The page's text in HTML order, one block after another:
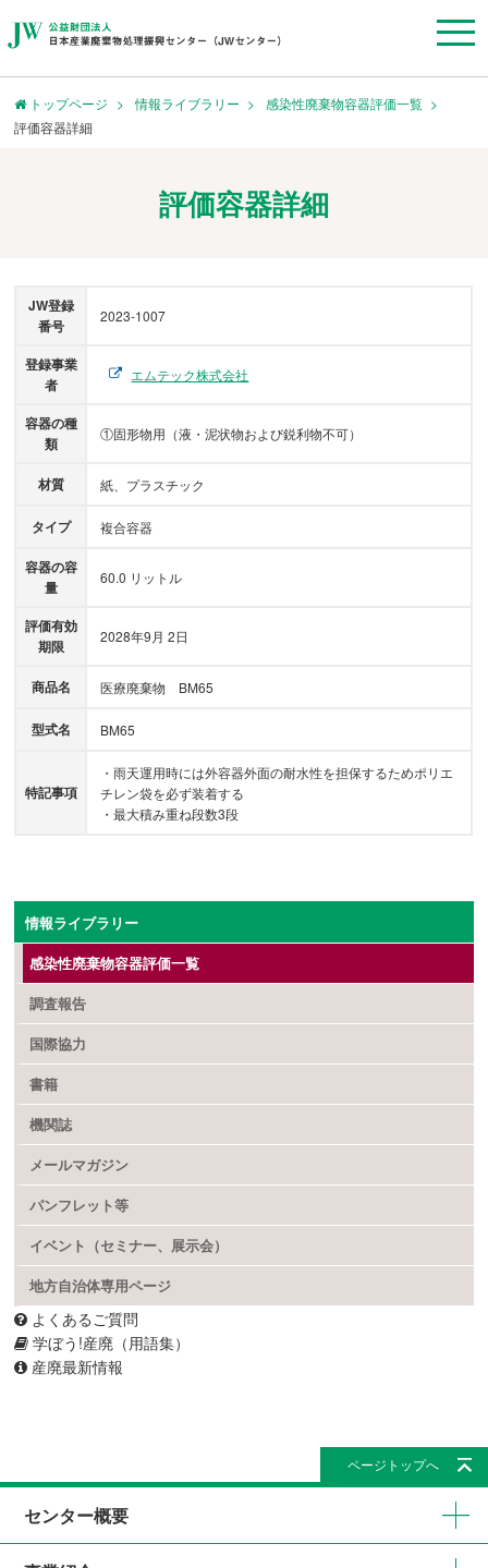
トップページ 情報ライブラリー
感染性廃棄物容器評価一覧
評価容器詳細
評価容器詳細
JW登録
番号
2023‐1007
登録事業
者
エムテック株式会社
容器の種
類
①固形物用（液・泥状物および鋭利物不可）
材質 紙、プラスチック
タイプ 複合容器
容器の容
量
60.0 リットル
評価有効
期限
2028年9月 2日
商品名 医療廃棄物 BM65
型式名 BM65
特記事項
・雨天運用時には外容器外面の耐水性を担保するためポリエ
チレン袋を必ず装着する
・最大積み重ね段数3段
情報ライブラリー
感染性廃棄物容器評価一覧
調査報告
国際協力
書籍
機関誌
メールマガジン
パンフレット等
イベント（セミナー、展示会）
地方自治体専用ページ
よくあるご質問
学ぼう!産廃（用語集）
産廃最新情報
ページトップへ
センター概要